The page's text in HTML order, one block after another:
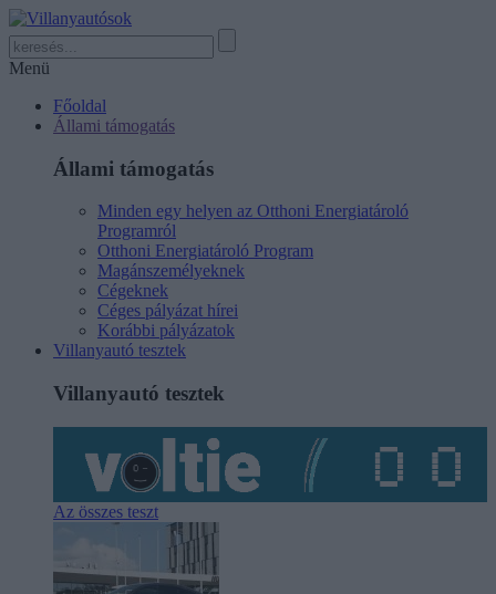
Menü
Főoldal
Állami támogatás
Állami támogatás
Minden egy helyen az Otthoni Energiatároló
Programról
Otthoni Energiatároló Program
Magánszemélyeknek
Cégeknek
Céges pályázat hírei
Korábbi pályázatok
Villanyautó tesztek
Villanyautó tesztek
Az összes teszt